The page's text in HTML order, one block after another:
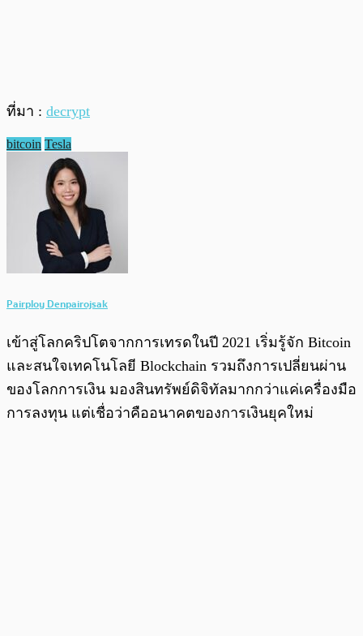
ที่มา : decrypt
bitcoin Tesla
Pairploy Denpairojsak
เข้าสู่โลกคริปโตจากการเทรดในปี 2021 เริ่มรู้จัก Bitcoin
และสนใจเทคโนโลยี Blockchain รวมถึงการเปลี่ยนผ่าน
ของโลกการเงิน มองสินทรัพย์ดิจิทัลมากกว่าแค่เครื่องมือ
การลงทุน แต่เชื่อว่าคืออนาคตของการเงินยุคใหม่